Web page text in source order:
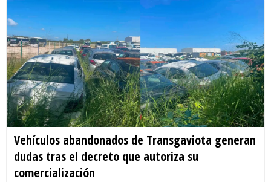
Vehículos abandonados de Transgaviota generan
dudas tras el decreto que autoriza su
comercialización